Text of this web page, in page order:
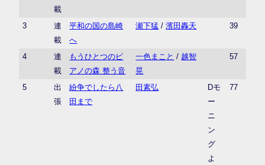
載
3
連
載
平和の国の島崎
へ
瀬下猛 /濱田轟天 39
4
連
載
もうひとつのピ
アノの森 整う音
一色まこと / 越智
晃
57
5
出
張
紛争でしたら八
田まで
田素弘
Dモ
ー
ニ
ン
グ
よ
77